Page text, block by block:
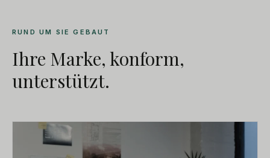
RUND UM SIE GEBAUT
Ihre Marke, konform,
unterstützt.